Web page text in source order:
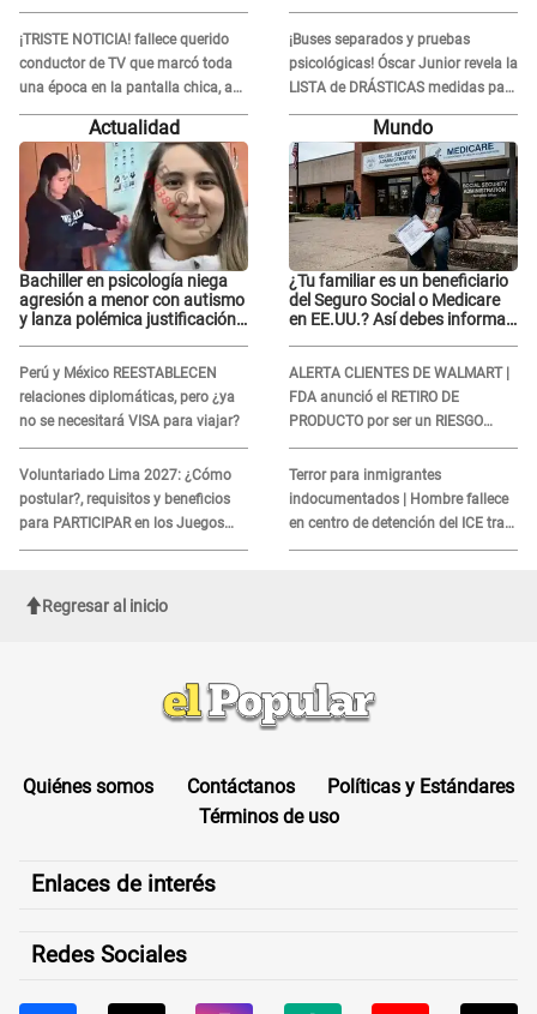
¡TRISTE NOTICIA! fallece querido
conductor de TV que marcó toda
una época en la pantalla chica, así
fue su repentino adiós
ARREMETE contra Claudia Salazar
¡Buses separados y pruebas
psicológicas! Óscar Junior revela la
LISTA de DRÁSTICAS medidas para
prevenir acoso en 'La Bella Luz' tras
caso Naldy Saldaña
Actualidad
Bachiller en psicología niega
agresión a menor con autismo
y lanza polémica justificación:
Perú y México REESTABLECEN
relaciones diplomáticas, pero ¿ya
no se necesitará VISA para viajar?
Voluntariado Lima 2027: ¿Cómo
postular?, requisitos y beneficios
para PARTICIPAR en los Juegos
Panamericanos
Mundo
¿Tu familiar es un beneficiario
del Seguro Social o Medicare
en EE.UU.? Así debes informar
ALERTA CLIENTES DE WALMART |
FDA anunció el RETIRO DE
PRODUCTO por ser un RIESGO
MORTAL para consumidores: ¿Cuál
es?
Terror para inmigrantes
indocumentados | Hombre fallece
en centro de detención del ICE tras
sufrir una "emergencia médica"
Regresar al inicio
Quiénes somos Contáctanos
Políticas y Estándares
Términos de uso
Enlaces de interés
Redes Sociales